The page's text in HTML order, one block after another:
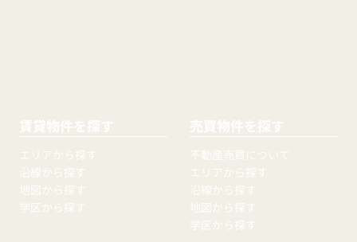
賃貸物件を探す
エリアから探す
沿線から探す
地図から探す
学区から探す
売買物件を探す
不動産売買について
エリアから探す
沿線から探す
地図から探す
学区から探す